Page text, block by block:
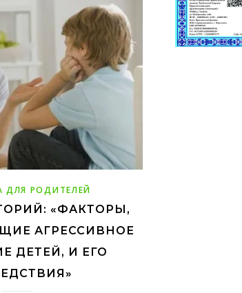
ДЛЯ РОДИТЕЛЕЙ
«ФАКТОРЫ,
АГРЕССИВНОЕ
ДЕТЕЙ, И ЕГО